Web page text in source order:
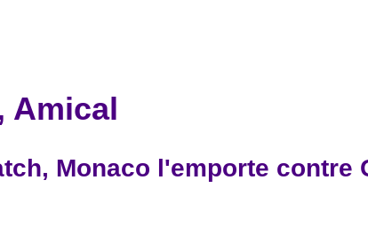
Amical
Monaco l'emporte contre